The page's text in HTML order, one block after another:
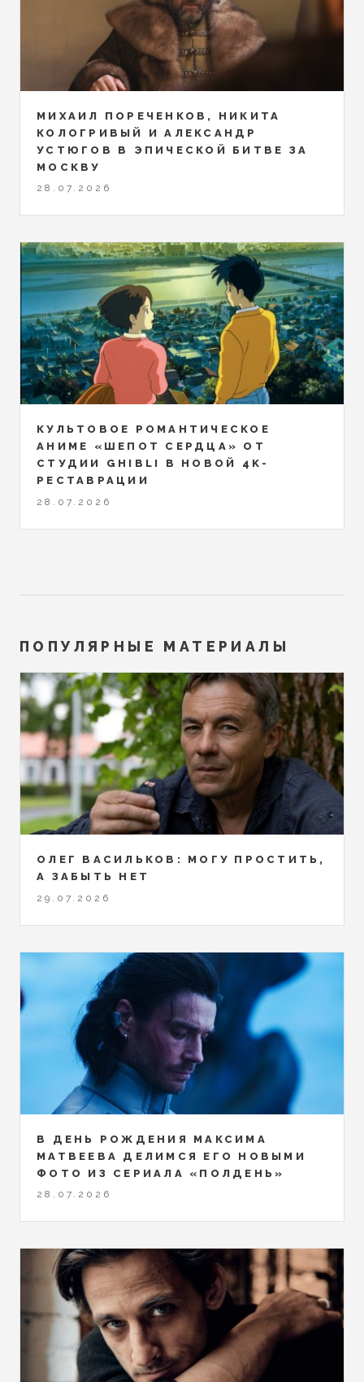
МИХАИЛ ПОРЕЧЕНКОВ, НИКИТА
КОЛОГРИВЫЙ И АЛЕКСАНДР
УСТЮГОВ В ЭПИЧЕСКОЙ БИТВЕ ЗА
МОСКВУ
28.07.2026
КУЛЬТОВОЕ РОМАНТИЧЕСКОЕ
АНИМЕ «ШЕПОТ СЕРДЦА» ОТ
СТУДИИ GHIBLI В НОВОЙ 4K-
РЕСТАВРАЦИИ
28.07.2026
ПОПУЛЯРНЫЕ МАТЕРИАЛЫ
ОЛЕГ ВАСИЛЬКОВ: МОГУ ПРОСТИТЬ,
А ЗАБЫТЬ НЕТ
29.07.2026
В ДЕНЬ РОЖДЕНИЯ МАКСИМА
МАТВЕЕВА ДЕЛИМСЯ ЕГО НОВЫМИ
ФОТО ИЗ СЕРИАЛА «ПОЛДЕНЬ»
28.07.2026